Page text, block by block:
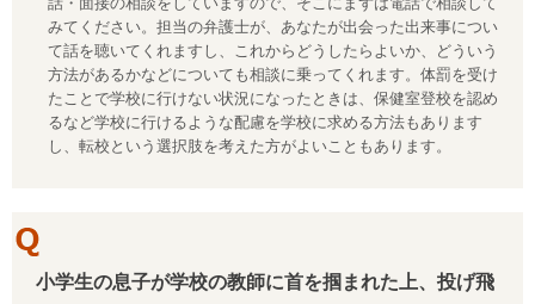
みてください。担当の弁護士が、あなたが出会った出来事につい
て話を聴いてくれますし、これからどうしたらよいか、どういう
方法があるかなどについても相談に乗ってくれます。体罰を受け
たことで学校に行けない状況になったときは、保健室登校を認め
るなど学校に行けるような配慮を学校に求める方法もあります
し、転校という選択肢を考えた方がよいこともあります。
小学生の息子が学校の教師に首を掴まれた上、投げ飛